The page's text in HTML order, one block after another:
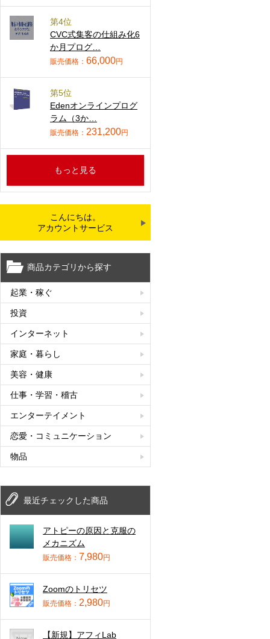
第4位
CVC式集客の仕組み化6
か月プログ…
販売価格： 66,000円
第5位
Edenオンラインプログ
ラム（3か…
販売価格： 231,200円
もっと見る
こんにちは。
アカウントサービス
商品カテゴリから探す
起業・稼ぐ
投資
インターネット
家庭・暮らし
美容・健康
仕事・学習・稽古
エンターテイメント
恋愛・コミュニケーション
物品
最近チェックした商品
アトピーの原因と克服の
メカニズム
販売価格： 7,980円
Zoomのトリセツ
販売価格： 2,980円
【新規】アフィLab